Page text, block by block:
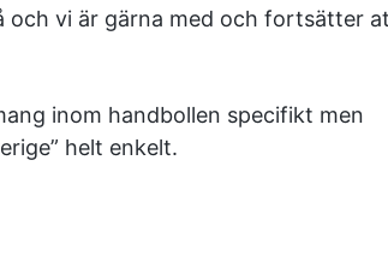
och vi är gärna med och fortsätter
inom handbollen specifikt men
helt enkelt.